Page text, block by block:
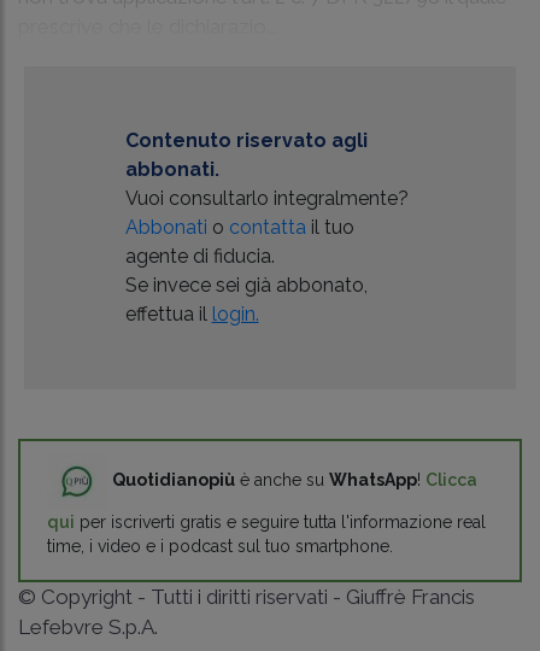
Contenuto riservato agli
abbonati.
Vuoi consultarlo integralmente?
Abbonati o contatta il tuo
agente di fiducia.
Se invece sei già abbonato,
effettua il login.
Quotidianopiù è anche su WhatsApp! Clicca
qui per iscriverti gratis e seguire tutta l'informazione real
time, i video e i podcast sul tuo smartphone.
© Copyright - Tutti i diritti riservati - Giuffrè Francis
Lefebvre S.p.A.